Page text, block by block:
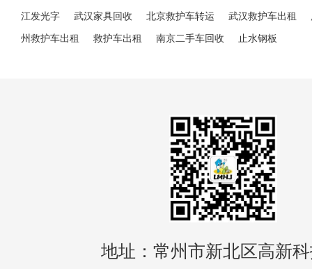
江发光字
武汉家具回收 北京救护车转运 武汉救护车出租
州救护车出租
救护车出租 南京二手车回收 止水钢板
地址：常州市新北区高新